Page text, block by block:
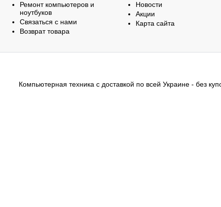
Ремонт компьютеров и
ноутбуков
Связаться с нами
Возврат товара
Новости
Акции
Карта сайта
Компьютерная техника с доставкой по всей Украине - без